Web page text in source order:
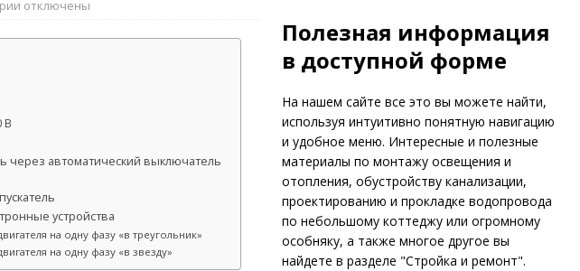
отключены
В
через автоматический выключатель
устройства
на одну фазу «в треугольник»
на одну фазу «в звезду»
Полезная информация
в доступной форме
На нашем сайте все это вы можете найти,
используя интуитивно понятную навигацию
и удобное меню. Интересные и полезные
материалы по монтажу освещения и
отопления, обустройству канализации,
проектированию и прокладке водопровода
по небольшому коттеджу или огромному
особняку, а также многое другое вы
найдете в разделе "Стройка и ремонт".